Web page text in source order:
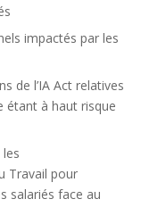
impactés par les
de l’IA Act relatives
étant à haut risque
Travail pour
salariés face au